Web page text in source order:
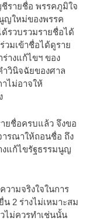
รายชื่อ พรรคภูมิใจ
ญใหม่ของพรรค
รวบรวมรายชื่อได้
วมเข้าชื่อได้ดูราย
างแก้ไขฯ ของ
ำวินิจฉัยของศาล
ไม่อาจให้
ชื่อครบแล้ว จึงขอ
รณาให้ถอนชื่อ ถึง
งแก้ไขรัฐธรรมนูญ
มจริงใจในการ
2 ร่างไม่เหมาะสม
ไม่ควรทำเช่นนั้น